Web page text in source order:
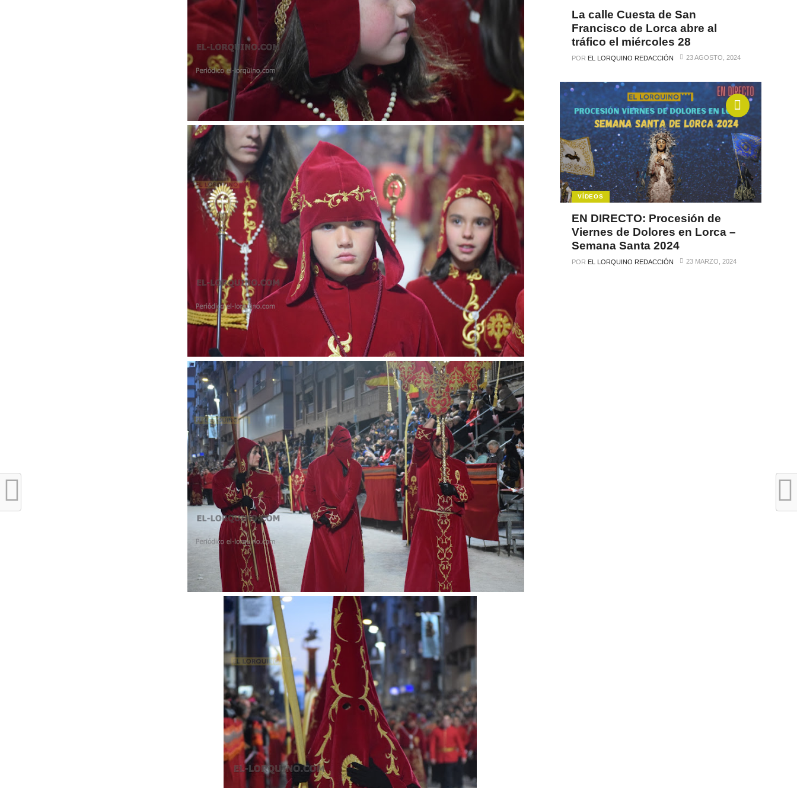
La calle Cuesta de San
Francisco de Lorca abre al
tráfico el miércoles 28
POR EL LORQUINO REDACCIÓN 23 AGOSTO, 2024
VÍDEOS
EN DIRECTO: Procesión de
Viernes de Dolores en Lorca –
Semana Santa 2024
POR EL LORQUINO REDACCIÓN 23 MARZO, 2024